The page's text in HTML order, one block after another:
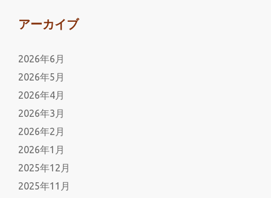
アーカイブ
2026年6月
2026年5月
2026年4月
2026年3月
2026年2月
2026年1月
2025年12月
2025年11月